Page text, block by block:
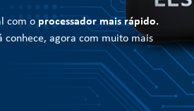
com oprocessador mais rápido.
conhece, agora com muito mais